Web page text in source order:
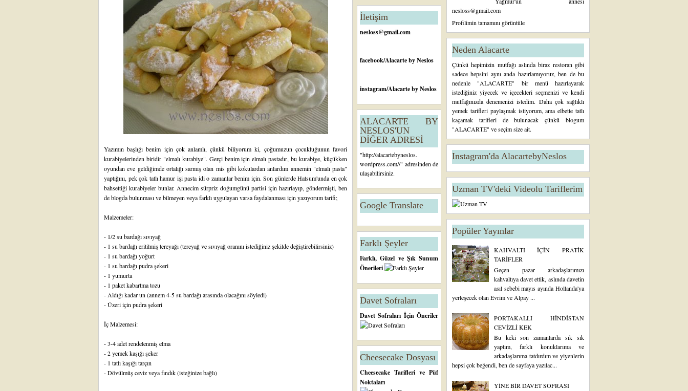
Yazımın başlığı benim için çok anlamlı, çünkü biliyorum ki, çoğumuzun çocukluğunun favori
kurabiyelerinden biridir "elmalı kurabiye". Gerçi benim için elmalı pastadır, bu kurabiye, küçükken
oyundan eve geldiğimde ortalığı sarmış olan mis gibi kokulardan anlardım annemin "elmalı pasta"
yaptığını, pek çok tatlı hamur işi pasta idi o zamanlar benim için. Son günlerde Hatsum'unda en çok
bahsettiği kurabiyeler bunlar. Annecimsürpriz doğumgünü partisi için hazırlayıp, göndermişti, ben
de blogda bulunması ve bilmeyen veya farklı uygulayan varsa faydalanması için yazıyorum tarifi;
Malzemeler:
- 1/2 su bardağı sıvıyağ
- 1 su bardağı eritilmiş tereyağı (tereyağ ve sıvıyağ oranını istediğiniz şekilde değiştirebilirsiniz)
- 1 su bardağı yoğurt
- 1 su bardağı pudra şekeri
- 1 yumurta
- 1 paket kabartma tozu
- Aldığı kadar un (annem 4-5 su bardağı arasında olacağını söyledi)
- Üzeri için pudra şekeri
İç Malzemesi:
- 3-4 adet rendelenmiş elma
- 2 yemek kaşığı şeker
- 1 tatlı kaşığı tarçın
- Dövülmüş ceviz veya fındık (isteğinize bağlı)
İletişim
nesloss@gmail.com
facebook/Alacarte by Neslos
instagram/Alacarte by Neslos
ALACARTE BY
NESLOS'UN
DİĞER ADRESİ
"http://alacartebyneslos.
wordpress.com//" adresinden de
ulaşabilirsiniz.
Google Translate
Farklı Şeyler
Farklı, Güzel ve Şık Sunum
Önerileri
Davet Sofraları
Davet Sofraları İçin Öneriler
Cheesecake Dosyası
Cheesecake Tarifleri ve Püf
Noktaları
nesloss@gmail.com
Profilimin tamamını görüntüle
Neden Alacarte
Çünkü hepimizin mutfağı aslında biraz restoran gibi
sadece hepsini aynı anda hazırlamıyoruz, ben de bu
nedenle "ALACARTE" bir menü hazırlayarak
istediğiniz yiyecek ve içecekleri seçmenizi ve kendi
mutfağınızda denemenizi istedim. Daha çok sağlıklı
yemek tarifleri paylaşmak istiyorum, ama elbette tatlı
kaçamak tarifleri de bulunacak çünkü blogum
"ALACARTE" ve seçim size ait.
Instagram'da AlacartebyNeslos
Uzman TV'deki Videolu Tariflerim
Popüler Yayınlar
KAHVALTI İÇİN PRATİK
TARİFLER
Geçen pazar arkadaşlarımızı
kahvaltıya davet ettik, aslında davetin
asıl sebebi mayıs ayında Hollanda'ya
yerleşecek olan Evrim ve Alpay ...
PORTAKALLI HİNDİSTAN
CEVİZLİ KEK
Bu keki son zamanlarda sık sık
yaptım, farklı konuklarıma ve
arkadaşlarıma tatdırdım ve yiyenlerin
hepsi çok beğendi, ben de sayfaya yazılac...
YİNE BİR DAVET SOFRASI